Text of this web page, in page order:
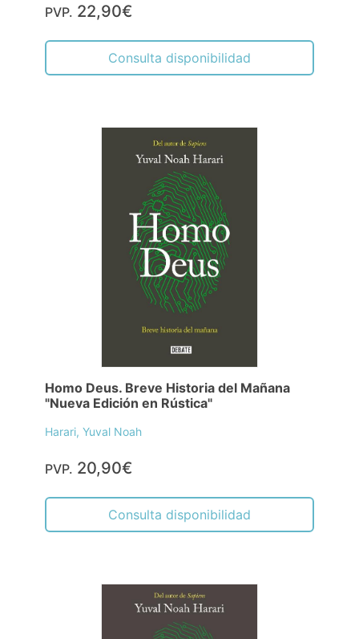
PVP. 22,90€
Consulta disponibilidad
Homo Deus. Breve Historia del Mañana
"Nueva Edición en Rústica"
Harari, Yuval Noah
PVP. 20,90€
Consulta disponibilidad